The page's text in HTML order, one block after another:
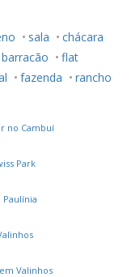
sala
chácara
barracão
flat
fazenda
rancho
no Cambuí
Park
Paulínia
Valinhos